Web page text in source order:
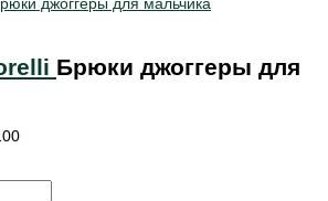
Брюки джоггеры для